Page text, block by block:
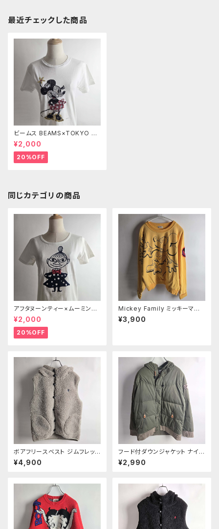
最近チェックした商品
ビームス BEAMS×TOKYO Di
sney SEA コットン100％ スパ
ンコールミニーマウスTシャツ X
S ホワイト l0524-2
¥2,000
20%OFF
同じカテゴリの商品
アフタヌーンティー×ムーミンコ
ラボ コットン100％ リトルミィプ
リントTシャツ 半袖 38 ホワイト
l0524-3
¥2,000
20%OFF
Mickey Family ミッキーマウ
スビッグプリントスウェットシャツ
トレーナー バッドウイング袖 ワ
¥3,900
ボアフリースベスト ジムフレック
ス Gymphlex BOA ロゴ刺繍
フード付き 16 ベージュ ユニセ
¥4,900
フード付ダウンジャケット ナイキ
NIKE ダウンパーカー ワッペン
付 袖ウエストリブ 防寒 アウタ
¥2,990